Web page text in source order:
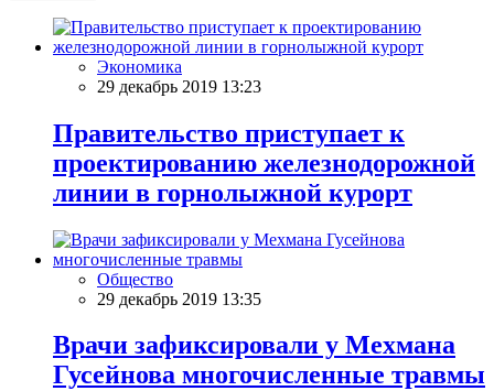
Экономика
29 декабрь 2019 13:23
Правительство приступает к
проектированию железнодорожной
линии в горнолыжной курорт
Общество
29 декабрь 2019 13:35
Врачи зафиксировали у Мехмана
Гусейнова многочисленные травмы